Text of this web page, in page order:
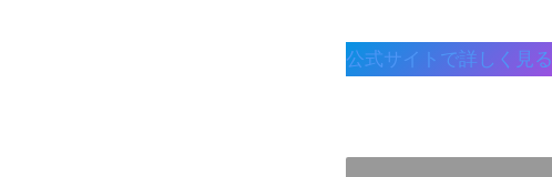
公式サイトで詳しく見る